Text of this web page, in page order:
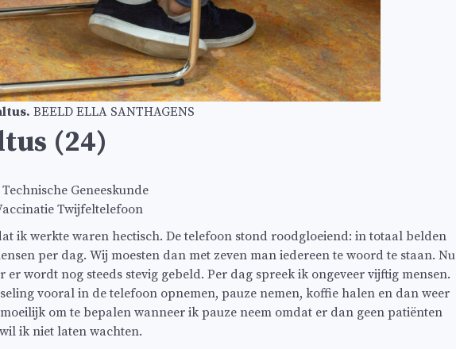
BEELD ELLA SANTHAGENS
(24)
Geneeskunde
Twijfeltelefoon
ik werkte waren hectisch. De telefoon stond roodgloeiend: in totaal belden
per dag. Wij moesten dan met zeven man iedereen te woord te staan. Nu
er wordt nog steeds stevig gebeld. Per dag spreek ik ongeveer vijftig mensen.
vooral in de telefoon opnemen, pauze nemen, koffie halen en dan weer
om te bepalen wanneer ik pauze neem omdat er dan geen patiënten
ik niet laten wachten.